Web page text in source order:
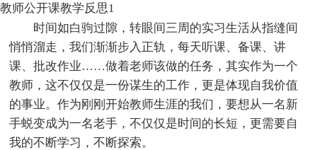
教师公开课教学反思1
时间如白驹过隙，转眼间三周的实习生活从指缝间
悄悄溜走，我们渐渐步入正轨，每天听课、备课、讲
课、批改作业……做着老师该做的任务，其实作为一个
教师，这不仅仅是一份谋生的工作，更是体现自我价值
的事业。作为刚刚开始教师生涯的我们，要想从一名新
手蜕变成为一名老手，不仅仅是时间的长短，更需要自
我的不断学习，不断探索。